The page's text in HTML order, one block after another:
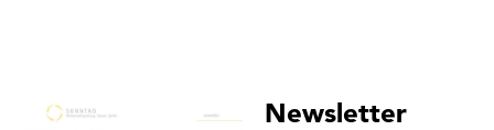
Newsletter